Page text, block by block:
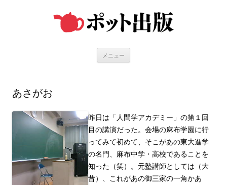
メニュー
あさがお
昨日は「人間学アカデミー」の第１回
目の講演だった。会場の麻布学園に行
ってみて初めて、そこがあの東大進学
の名門、麻布中学・高校であることを
知った（笑）。元塾講師としては（大
昔）、これがあの御三家の一角かあ